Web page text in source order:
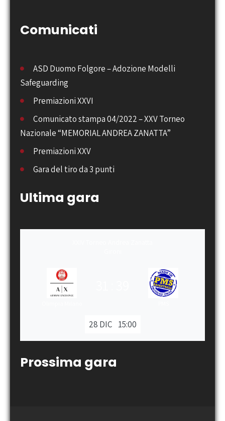
Comunicati
ASD Duomo Folgore – Adozione Modelli
Safeguarding
Premiazioni XXVI
Comunicato stampa 04/2022 – XXV Torneo
Nazionale “MEMORIAL ANDREA ZANATTA”
Premiazioni XXV
Gara del tiro da 3 punti
Ultima gara
28 DIC 15:00
Prossima gara